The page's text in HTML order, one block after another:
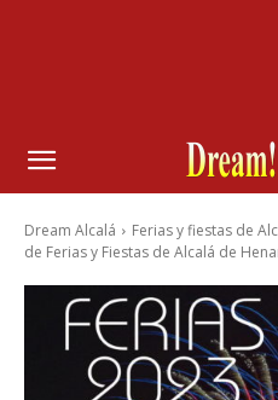
Dream Alcalá Ferias y fiestas de
de Ferias y Fiestas de Alcalá de